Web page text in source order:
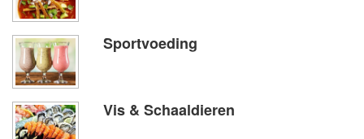
Sportvoeding
Vis & Schaaldieren